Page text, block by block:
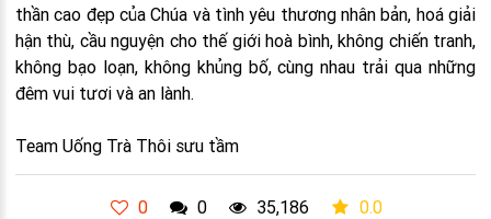
thần cao đẹp của Chúa và tình yêu thương nhân bản, hoá giải
hận thù, cầu nguyện cho thế giới hoà bình, không chiến tranh,
không bạo loạn, không khủng bố, cùng nhau trải qua những
đêm vui tươi và an lành.
Team Uống Trà Thôi sưu tầm
0 0 35,186 0.0